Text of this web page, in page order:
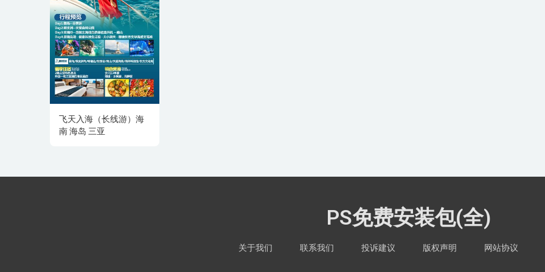
飞天入海（长线游）海
南 海岛 三亚
PS免费安装包(全)
关于我们 联系我们 投诉建议 版权声明 网站协议